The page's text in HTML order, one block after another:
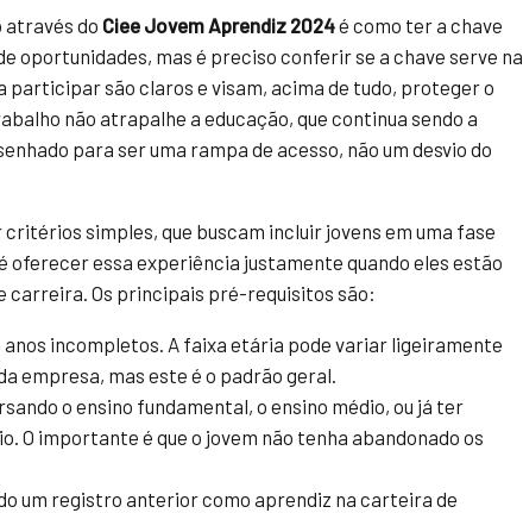
através do Ciee Jovem Aprendiz 2024é como ter a chave
oportunidades, mas é preciso conferir se a chave serve na
participar são claros e visam, acima de tudo, proteger o
não atrapalhe a educação, que continua sendo a
para ser uma rampa de acesso, não um desvio do
simples, que buscam incluir jovens em uma fase
oferecer essa experiência justamente quando eles estão
carreira. Os principais pré-requisitos são:
anos incompletos. A faixa etária pode variar ligeiramente
empresa, mas este é o padrão geral.
o ensino fundamental, o ensino médio, ou já ter
O importante é que o jovem não tenha abandonado os
um registro anterior como aprendiz na carteira de